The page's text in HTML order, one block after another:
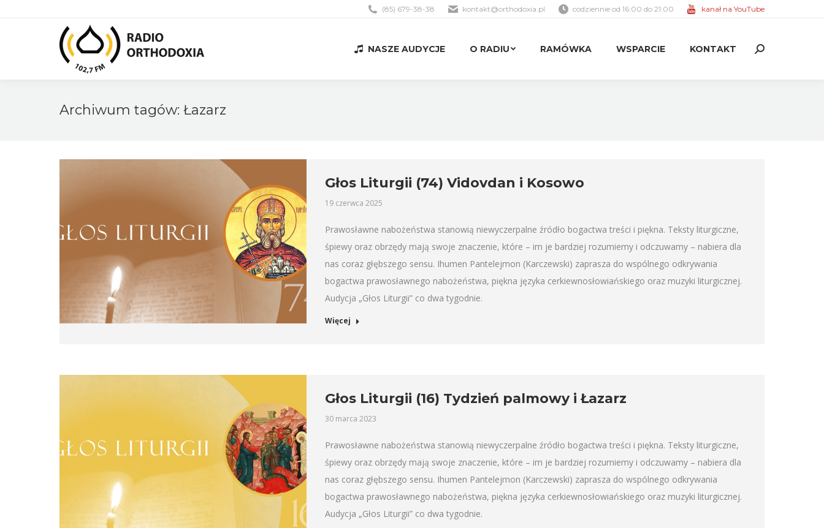
(85) 679-38-38 kontakt@orthodoxia.pl codziennie od 16:00 do 21:00 kanał na YouTube
NASZE AUDYCJE O RADIU RAMÓWKA WSPARCIE KONTAKT Search:
Archiwum tagów: Łazarz
Głos Liturgii (74) Vidovdan i Kosowo
19 czerwca 2025
Prawosławne nabożeństwa stanowią niewyczerpalne źródło bogactwa treści i piękna. Teksty liturgiczne,
śpiewy oraz obrzędy mają swoje znaczenie, które – im je bardziej rozumiemy i odczuwamy – nabiera dla
nas coraz głębszego sensu. Ihumen Pantelejmon (Karczewski) zaprasza do wspólnego odkrywania
bogactwa prawosławnego nabożeństwa, piękna języka cerkiewnosłowiańskiego oraz muzyki liturgicznej.
Audycja „Głos Liturgii” co dwa tygodnie.
Więcej
Głos Liturgii (16) Tydzień palmowy i Łazarz
30 marca 2023
Prawosławne nabożeństwa stanowią niewyczerpalne źródło bogactwa treści i piękna. Teksty liturgiczne,
śpiewy oraz obrzędy mają swoje znaczenie, które – im je bardziej rozumiemy i odczuwamy – nabiera dla
nas coraz głębszego sensu. Ihumen Pantelejmon (Karczewski) zaprasza do wspólnego odkrywania
bogactwa prawosławnego nabożeństwa, piękna języka cerkiewnosłowiańskiego oraz muzyki liturgicznej.
Audycja „Głos Liturgii” co dwa tygodnie.